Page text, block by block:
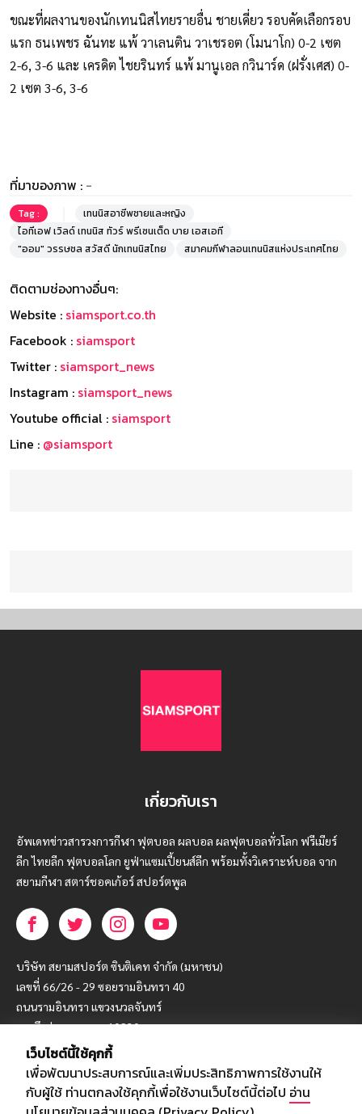
ขณะที่ผลงานของนักเทนนิสไทยรายอื่น ชายเดี่ยว รอบคัดเลือกรอบ
แรก ธนเพชร ฉันทะ แพ้ วาเลนติน วาเชรอต (โมนาโก) 0-2 เซต
2-6, 3-6 และ เครดิต ไชยรินทร์ แพ้ มานูเอล กวินาร์ด (ฝรั่งเศส) 0-
2 เซต 3-6, 3-6
ที่มาของภาพ : -
Tag :
เทนนิสอาชีพชายและหญิง
ไอทีเอฟ เวิลด์ เทนนิส ทัวร์ พรีเซนเต็ด บาย เอสเอที
"ออม" วรรษชล สวัสดี นักเทนนิสไทย
สมาคมกีฬาลอนเทนนิสแห่งประเทศไทย
ติดตามช่องทางอื่นๆ:
Website : siamsport.co.th
Facebook : siamsport
Twitter : siamsport_news
Instagram : siamsport_news
Youtube official : siamsport
Line : @siamsport
เกี่ยวกับเรา
อัพเดทข่าวสารวงการกีฬา ฟุตบอล ผลบอล ผลฟุตบอลทั่วโลก ฟรีเมียร์
ลีก ไทยลีก ฟุตบอลโลก ยูฟ่าแซมเปี้ยนส์ลีก พร้อมทั้งวิเคราะห์บอล จาก
สยามกีฬา สตาร์ชอคเก้อร์ สปอร์ตพูล
บริษัท สยามสปอร์ต ซินติเคท จำกัด (มหาชน)
เลขที่ 66/26 - 29 ซอยรามอินทรา 40
ถนนรามอินทรา แขวงนวลจันทร์
เขตบึงกุ่ม กรุงเทพฯ 10230
โทร : 02-5088-000
อีเมล์ : webmaster@siamsport.co.th
เว็บไซต์ : www.siamsport.co.th
เว็บไซต์นี้ใช้คุกกี้
เพื่อพัฒนาประสบการณ์และเพิ่มประสิทธิภาพการใช้งานให้
กับผู้ใช้ ท่านตกลงใช้คุกกี้เพื่อใช้งานเว็บไซต์นี้ต่อไป อ่าน